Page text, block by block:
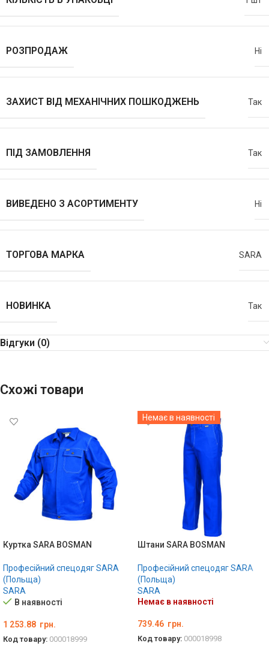
РОЗПРОДАЖ Ні
ЗАХИСТ ВІД МЕХАНІЧНИХ ПОШКОДЖЕНЬ Так
ПІД ЗАМОВЛЕННЯ Так
ВИВЕДЕНО З АСОРТИМЕНТУ Ні
ТОРГОВА МАРКА SARA
НОВИНКА Так
Відгуки (0)
Схожі товари
Куртка SARA BOSMAN
Професійний спецодяг SARA
(Польща)
SARA
В наявності
1 253.88 грн.
Код товару: 000018999
Немає в наявності
Штани SARA BOSMAN
Професійний спецодяг SARA
(Польща)
SARA
Немає в наявності
739.46 грн.
Код товару: 000018998